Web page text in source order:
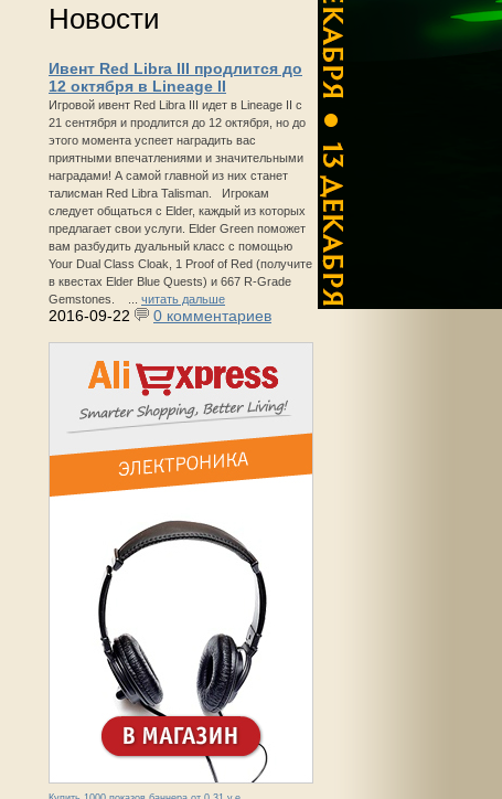
Новости
Ивент Red Libra III продлится до
12 октября в Lineage II
Игровой ивент Red Libra III идет в Lineage II с
21 сентября и продлится до 12 октября, но до
этого момента успеет наградить вас
приятными впечатлениями и значительными
наградами! А самой главной из них станет
талисман Red Libra Talisman. Игрокам
следует общаться с Elder, каждый из которых
предлагает свои услуги. Elder Green поможет
вам разбудить дуальный класс с помощью
Your Dual Class Cloak, 1 Proof of Red (получите
в квестах Elder Blue Quests) и 667 R-Grade
Gemstones. ... читать дальше
2016-09-22 0 комментариев